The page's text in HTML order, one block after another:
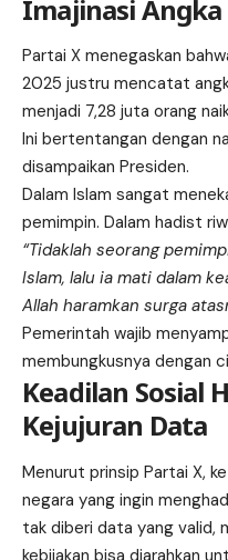
Imajinasi Angka
Partai X menegaskan
2025 justru mencatat
menjadi 7,28 juta orang
Ini bertentangan dengan
disampaikan Presiden.
Dalam Islam sangat
pemimpin. Dalam hadist
“Tidaklah seorang
Islam, lalu ia mati dalam
Allah haramkan surga
Pemerintah wajib
membungkusnya dengan
Keadilan Sosial
Kejujuran Data
Menurut prinsip Partai X,
negara yang ingin
tak diberi data yang valid,
kebijakan bisa diarahkan